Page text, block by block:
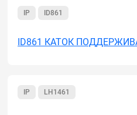
IP ID861
ID861 КАТОК
IP LH1461